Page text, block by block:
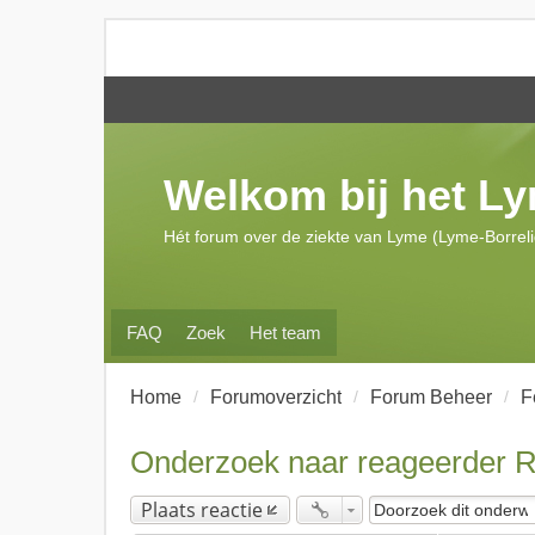
FAQ Zoek Het team
Welkom bij het
Hét forum over de ziekte van Lyme (Lyme-
Home Forumoverzicht Forum Beheer
Onderzoek naar reageerder
Plaats reactie